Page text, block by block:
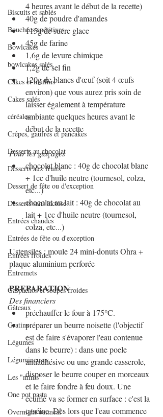
Biscuits et sablés
Bouchées apéritives
Bowlcakes
bowlcakes salés
Cakes et muffins
Cakes salés
céréales
Crêpes, gaufres et pancakes
Desserts au chocolat
Desserts aux fruits
Dessert de fête ou d'exception
Desserts sans lactose
Entrées chaudes
Entrées de fête ou d'exception
Entrées froides
Entremets
Gaspachos et soupes froides
Gâteaux
Gratins
Légumes
Légumineuses
Les "minis"
One pot pasta
Overnight oatmeal
4 heures avant le début de la recette)
40g de poudre d'amandes
115g de sucre glace
45g de farine
1,6g de levure chimique
1,2g de sel fin
120g de blancs d'œuf (soit 4 œufs
environ) que vous aurez pris soin de
laisser également à température
ambiante quelques heures avant le
début de la recette
Pour les glaçages
chocolat blanc : 40g de chocolat blanc
+ 1cc d'huile neutre (tournesol, colza,
etc...)
chocolat au lait : 40g de chocolat au
lait + 1cc d'huile neutre (tournesol,
colza, etc...)
Ustensiles : moule 24 mini-donuts Ohra +
plaque aluminium perforée
PREPARATION
Des financiers
préchauffer le four à 175°C.
préparer un beurre noisette (l'objectif
est de faire s'évaporer l'eau contenue
dans le beurre) : dans une poele
antiadhésive ou une grande casserole,
disposer le beurre couper en morceaux
et le faire fondre à feu doux. Une
écume va se former en surface : c'est la
caséine. Dès lors que l'eau commence